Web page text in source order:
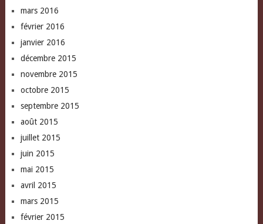
mars 2016
février 2016
janvier 2016
décembre 2015
novembre 2015
octobre 2015
septembre 2015
août 2015
juillet 2015
juin 2015
mai 2015
avril 2015
mars 2015
février 2015